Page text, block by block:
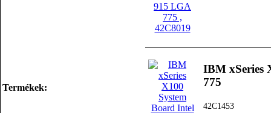
Termékek:
IBM xSeries
775
42C1453